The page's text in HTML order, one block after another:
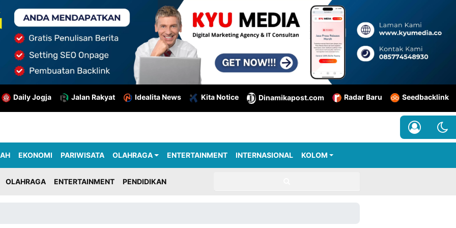
Daily Jogja Jalan Rakyat Idealita News Kita Notice Dinamikapost.com Radar Baru Seedbacklink
EKONOMI PARIWISATA OLAHRAGA ENTERTAINMENT INTERNASIONAL KOLOM
OLAHRAGA ENTERTAINMENT PENDIDIKAN